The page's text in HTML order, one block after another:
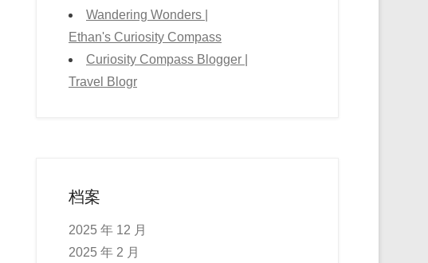
Wandering Wonders |
Ethan's Curiosity Compass
Curiosity Compass Blogger |
Travel Blogr
档案
2025 年 12 月
2025 年 2 月